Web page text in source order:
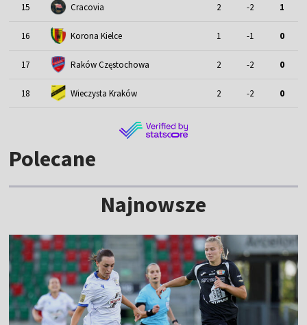
15 Cracovia 2 -2 1
16 Korona Kielce 1 -1 0
17 Raków Częstochowa 2 -2 0
18 Wieczysta Kraków 2 -2 0
Polecane
Najnowsze